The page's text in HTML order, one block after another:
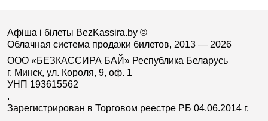
Афіша і білеты BezKassira.by ©
Облачная система продажи билетов, 2013 — 2026
ООО «БЕЗКАССИРА БАЙ» Республика Беларусь
г. Минск, ул. Короля, 9, оф. 1
УНП 193615562
.
Зарегистрирован в Торговом реестре РБ 04.06.2014 г.